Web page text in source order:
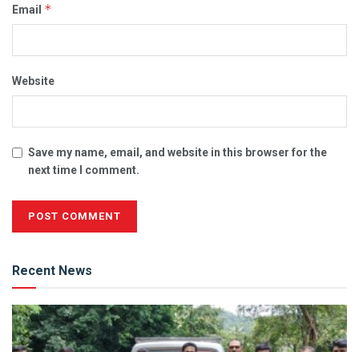
Email *
Website
Save my name, email, and website in this browser for the
next time I comment.
Recent News